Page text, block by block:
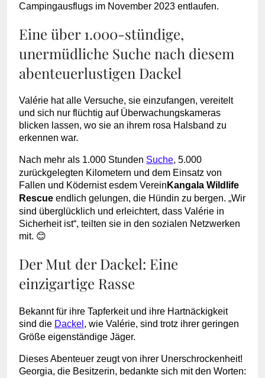
Campingausflugs im November 2023 entlaufen.
Eine über 1.000-stündige,
unermüdliche Suche nach diesem
abenteuerlustigen Dackel
Valérie hat alle Versuche, sie einzufangen, vereitelt
und sich nur flüchtig auf Überwachungskameras
blicken lassen, wo sie an ihrem rosa Halsband zu
erkennen war.
Nach mehr als 1.000 Stunden Suche, 5.000
zurückgelegten Kilometern und dem Einsatz von
Fallen und Ködernist esdem Verein Kangala Wildlife
Rescue endlich gelungen, die Hündin zu bergen. „Wir
sind überglücklich und erleichtert, dass Valérie in
Sicherheit ist“, teilten sie in den sozialen Netzwerken
mit. 😊
Der Mut der Dackel: Eine
einzigartige Rasse
Bekannt für ihre Tapferkeit und ihre Hartnäckigkeit
sind die Dackel , wie Valérie, sind trotz ihrer geringen
Größe eigenständige Jäger.
Dieses Abenteuer zeugt von ihrer Unerschrockenheit!
Georgia, die Besitzerin, bedankte sich mit den Worten: